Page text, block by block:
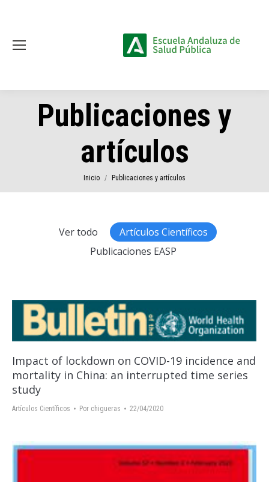
Publicaciones y
artículos
Estás aquí:
Inicio Publicaciones y artículos
Ver todo
Artículos Científicos
Publicaciones EASP
Impact of lockdown on COVID-19 incidence and
mortality in China: an interrupted time series
study
Artículos Científicos Por chigueras 22/04/2020